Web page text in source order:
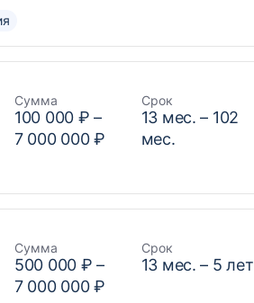
Сумма
100 000 ₽ –
7 000 000 ₽
Срок
13 мес. – 102
мес.
Сумма
500 000 ₽ –
7 000 000 ₽
Срок
13 мес. – 5 лет